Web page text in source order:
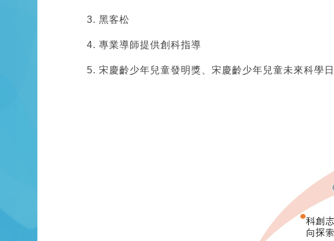
黑客松
專業導師提供創科指導
宋慶齡少年兒童發明獎、宋慶齡少年兒童未來科學